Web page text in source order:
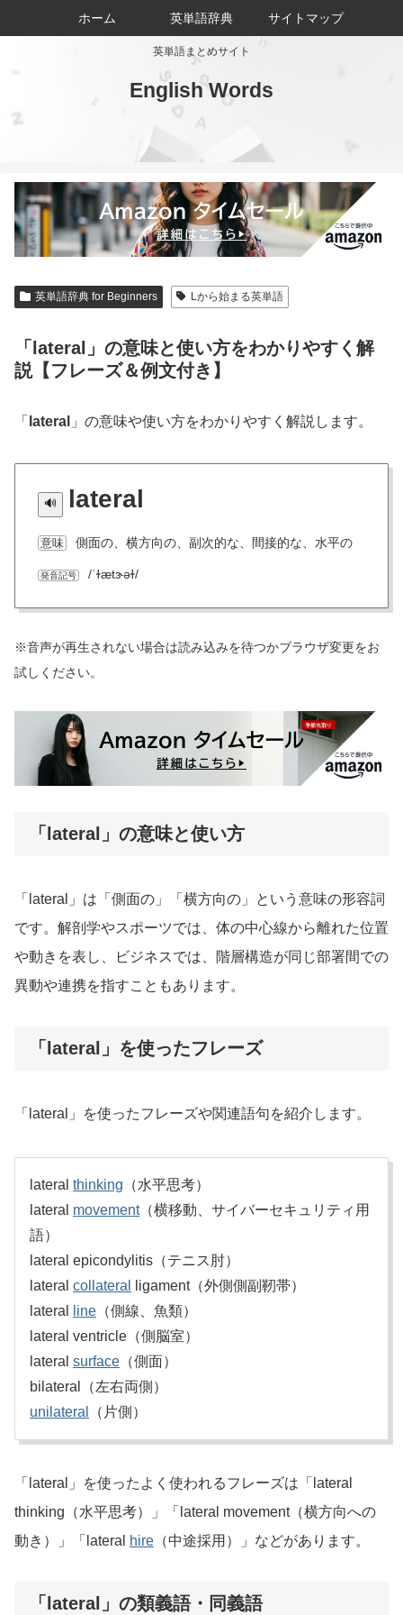
英単語まとめサイト
English Words
ホーム 英単語辞典 サイトマップ
英単語辞典 for Beginners Lから始まる英単語
「lateral」の意味と使い方をわかりやすく解
説【フレーズ＆例文付き】
「 lateral 」の意味や使い方をわかりやすく解説します。
lateral
意味 側面の、横方向の、副次的な、間接的な、水平の
発音記号 /ˈɫætɝəɫ/
※音声が再生されない場合は読み込みを待つかブラウザ変更をお
試しください。
「lateral」の意味と使い方
「lateral」は「側面の」「横方向の」という意味の形容詞
です。解剖学やスポーツでは、体の中心線から離れた位置
や動きを表し、ビジネスでは、階層構造が同じ部署間での
異動や連携を指すこともあります。
「lateral」を使ったフレーズ
「lateral」を使ったフレーズや関連語句を紹介します。
lateral thinking （水平思考）
lateral movement（横移動、サイバーセキュリティ用
語）
lateral epicondylitis（テニス肘）
lateral collateral
ligament（外側側副靭帯）
lateral
line （側線、魚類）
lateral ventricle（側脳室）
lateral surface （側面）
bilateral（左右両側）
unilateral
（片側）
「lateral」を使ったよく使われるフレーズは「lateral
thinking（水平思考）」「lateral movement（横方向への
動き）」「lateral
hire （中途採用）」などがあります。
「lateral」の類義語・同義語